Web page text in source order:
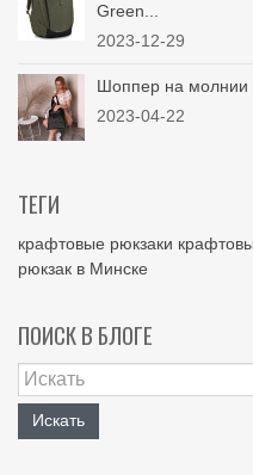
Green...
2023-12-29
Шоппер на молнии
2023-04-22
ТЕГИ
крафтовые рюкзаки
рюкзак в Минске
ПОИСК В БЛОГЕ
Искать